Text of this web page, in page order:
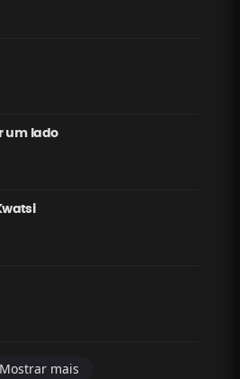
um lado
Mostrar mais